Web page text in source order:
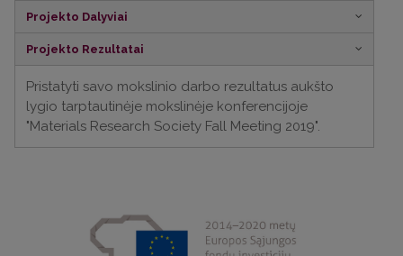
Projekto Dalyviai
Projekto Rezultatai
Pristatyti savo mokslinio darbo rezultatus aukšto
lygio tarptautinėje mokslinėje konferencijoje
"Materials Research Society Fall Meeting 2019".